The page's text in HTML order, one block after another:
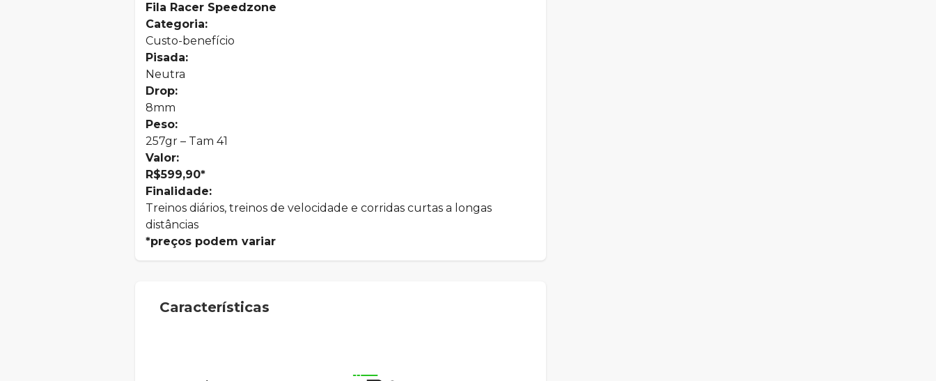
Fila Racer Speedzone
Categoria:
Custo-benefício
Pisada:
Neutra
Drop:
8mm
Peso:
257gr – Tam 41
Valor:
R$599,90*
Finalidade:
Treinos diários, treinos de velocidade e corridas curtas a longas
distâncias
*preços podem variar
Características